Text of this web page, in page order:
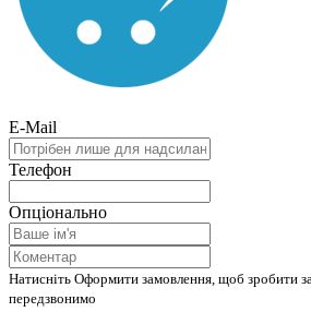
E-Mail
Телефон
Опціонально
Натисніть Оформити замовлення, щоб зробити
передзвонимо